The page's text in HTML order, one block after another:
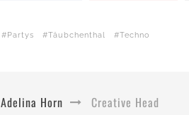
Partys Täubchenthal Techno
Adelina Horn Creative Head